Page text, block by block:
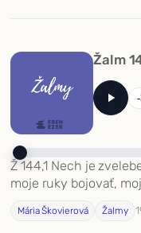
Žalm
Ž 144,1 Nech je
moje ruky bojovať,
Mária Škovierová Žalmy